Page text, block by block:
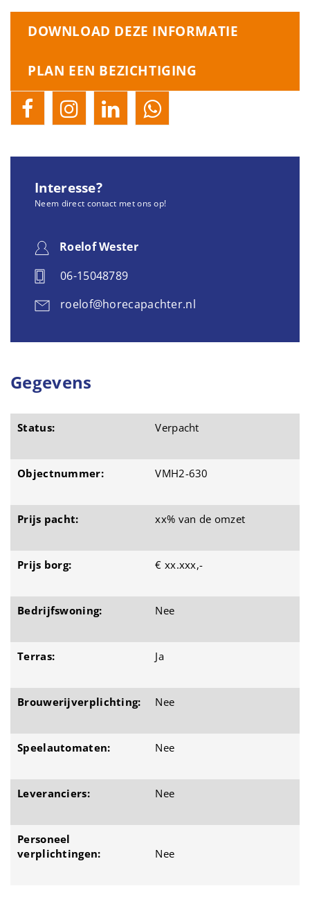
DOWNLOAD DEZE INFORMATIE
PLAN EEN BEZICHTIGING
Interesse?
Neem direct contact met ons op!
Roelof Wester
06-15048789
roelof@horecapachter.nl
Gegevens
Status: Verpacht
Objectnummer: VMH2-630
Prijs pacht: xx% van de omzet
Prijs borg: € xx.xxx,-
Bedrijfswoning: Nee
Terras: Ja
Brouwerijverplichting: Nee
Speelautomaten: Nee
Leveranciers: Nee
Personeel
verplichtingen:
Nee